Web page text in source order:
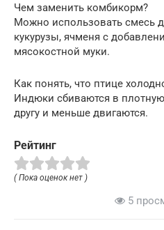
Чем заменить комбикорм?
Можно использовать смесь
кукурузы, ячменя с
мясокостной муки.
Как понять, что птице
Индюки сбиваются в
другу и меньше двигаются.
Рейтинг
( Пока оценок нет )
5